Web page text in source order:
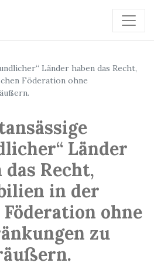
Länder haben das Recht,
Föderation ohne
Länder
das Recht,
in der
ohne
zu